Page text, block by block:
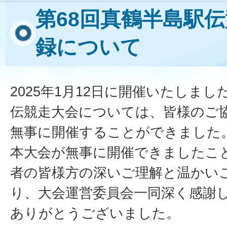
第68回真鶴半島駅
録について
2025年1月12日に開催いたしまし
伝競走大会については、皆様のご
無事に開催することができました
本大会が無事に開催できましたこ
者の皆様方の深いご理解と温かい
り、大会運営委員会一同深く感謝
ありがとうございました。